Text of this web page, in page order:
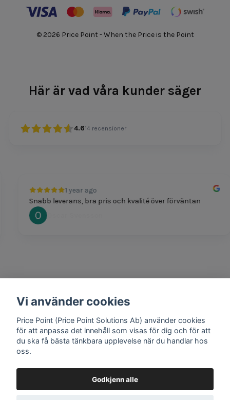
© 2026 Price Point - When the Price is the Point
Här är vad våra kunder säger
4.614 recensioner
1 year ago
Snabb leverans, bra pris och kvalité över förväntan
Oscar Svensson
1 year ago
Mathias Johansson
Vi använder cookies
Price Point (Price Point Solutions Ab) använder cookies
för att anpassa det innehåll som visas för dig och för att
du ska få bästa tänkbara upplevelse när du handlar hos
oss.
Godkjenn alle